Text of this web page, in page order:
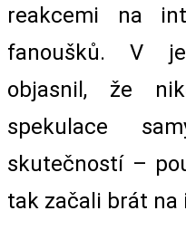
reakcemi na
fanoušků. V
objasnil, že
spekulace
skutečností –
tak začali brát na